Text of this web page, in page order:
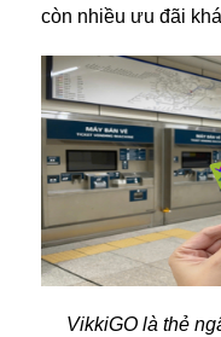
còn nhiều ưu đãi
VikkiGO là thẻ